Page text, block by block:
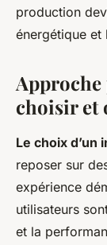
production
énergétique et
choisir et
Le choix d’un
reposer sur
expérience
utilisateurs
et la